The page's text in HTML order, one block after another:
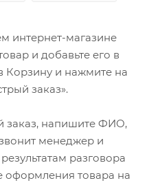
интернет-магазине
и добавьте его в
Корзину и нажмите на
заказ».
заказ, напишите ФИО,
менеджер и
разговора
оформления товара на